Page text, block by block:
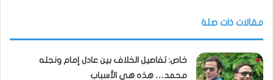
مقالات ذات صلة
خاص: تفاصيل الخلاف بين عادل إمام ونجله
محمد… هذه هي الأسباب